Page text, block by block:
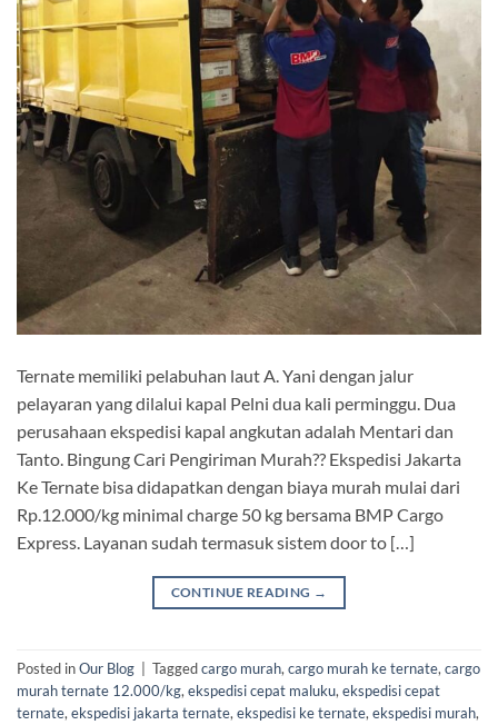
Ternate memiliki pelabuhan laut A. Yani dengan jalur
pelayaran yang dilalui kapal Pelni dua kali perminggu. Dua
perusahaan ekspedisi kapal angkutan adalah Mentari dan
Tanto. Bingung Cari Pengiriman Murah?? Ekspedisi Jakarta
Ke Ternate bisa didapatkan dengan biaya murah mulai dari
Rp.12.000/kg minimal charge 50 kg bersama BMP Cargo
Express. Layanan sudah termasuk sistem door to […]
CONTINUE READING →
Posted inOur Blog Taggedcargo murah,cargo murah ke ternate,cargo
murah ternate 12.000/kg,ekspedisi cepat maluku,ekspedisi cepat
ternate,ekspedisi jakarta ternate,ekspedisi ke ternate,ekspedisi murah,